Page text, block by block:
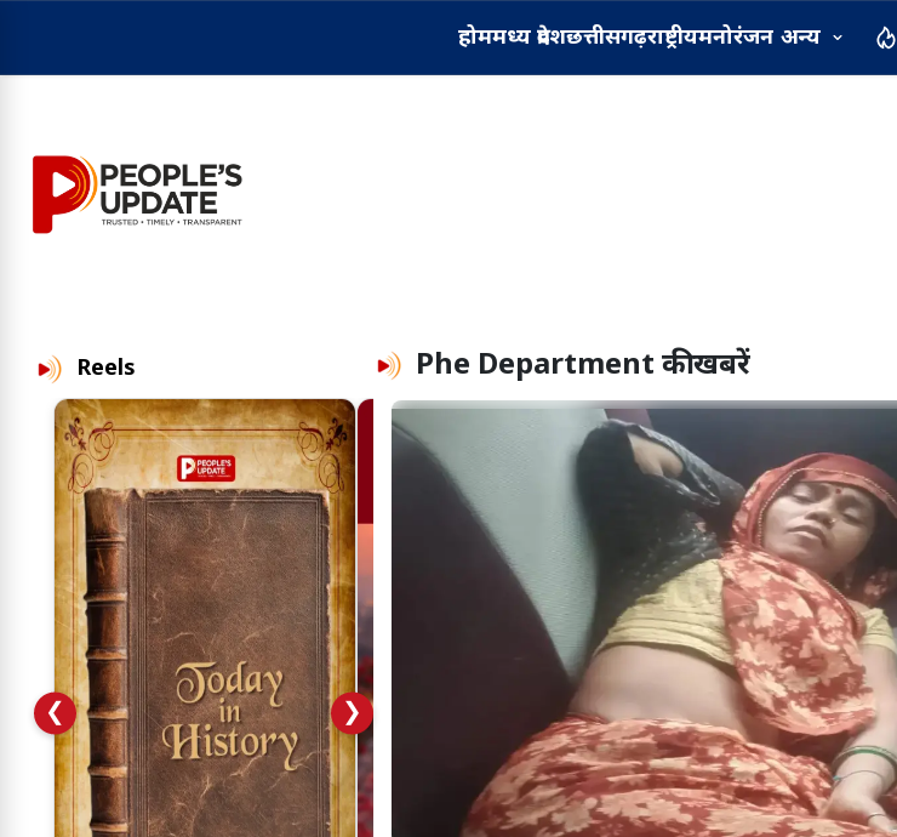
होममध्य प्रदेशछत्तीसगढ़राष्ट्रीयमनोरंजन अन्य
Reels
❮ ❯
Phe Department की खबरें